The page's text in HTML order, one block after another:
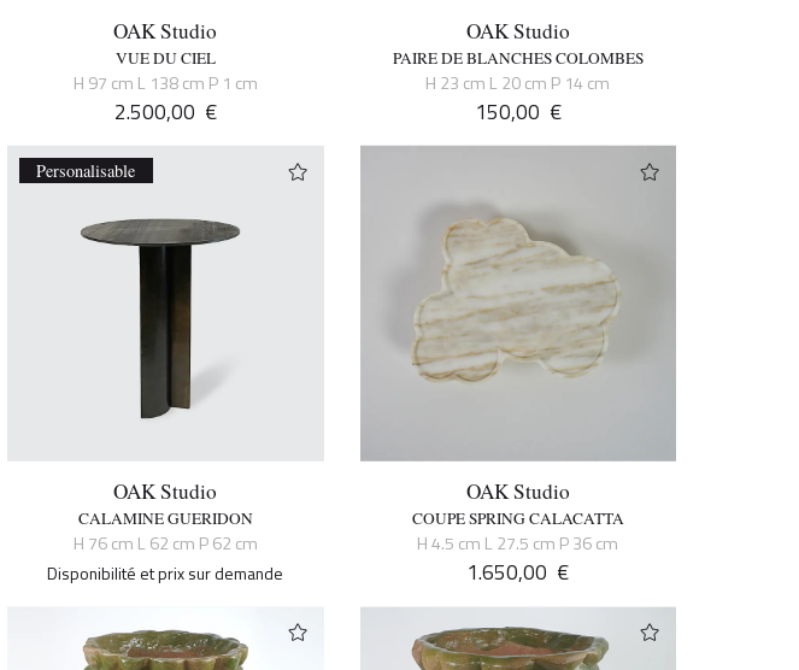
OAK Studio
VUE DU CIEL
H 97 cm L 138 cm P 1 cm
2.500,00 €
OAK Studio
PAIRE DE BLANCHES COLOMBES
H 23 cm L 20 cm P 14 cm
150,00 €
Personalisable
OAK Studio
CALAMINE GUERIDON
H 76 cm L 62 cm P 62 cm
Disponibilité et prix sur demande
OAK Studio
COUPE SPRING CALACATTA
H 4.5 cm L 27.5 cm P 36 cm
1.650,00 €